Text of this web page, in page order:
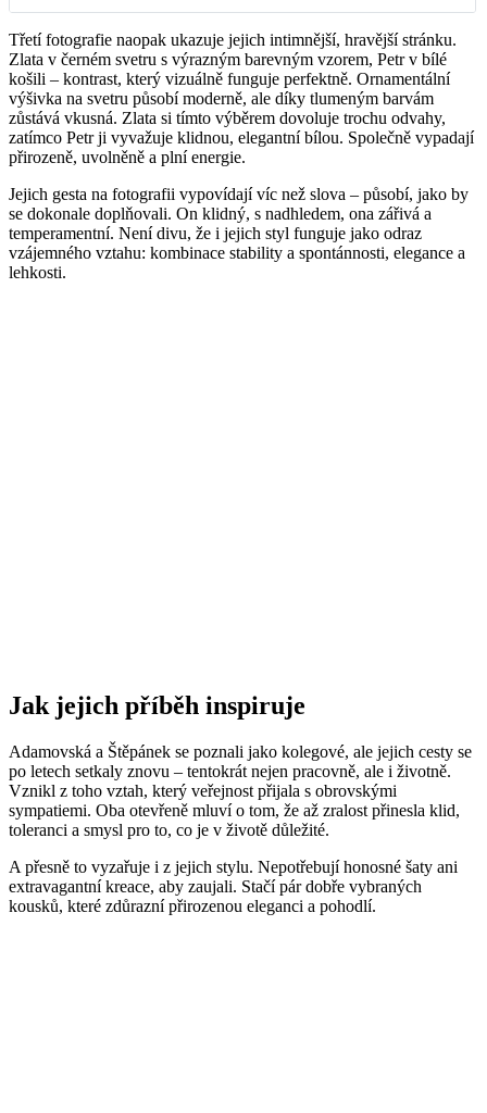
Třetí fotografie naopak ukazuje jejich intimnější, hravější stránku.
Zlata v černém svetru s výrazným barevným vzorem, Petr v bílé
košili – kontrast, který vizuálně funguje perfektně. Ornamentální
výšivka na svetru působí moderně, ale díky tlumeným barvám
zůstává vkusná. Zlata si tímto výběrem dovoluje trochu odvahy,
zatímco Petr ji vyvažuje klidnou, elegantní bílou. Společně vypadají
přirozeně, uvolněně a plní energie.
Jejich gesta na fotografii vypovídají víc než slova – působí, jako by
se dokonale doplňovali. On klidný, s nadhledem, ona zářivá a
temperamentní. Není divu, že i jejich styl funguje jako odraz
vzájemného vztahu: kombinace stability a spontánnosti, elegance a
lehkosti.
Jak jejich příběh inspiruje
Adamovská a Štěpánek se poznali jako kolegové, ale jejich cesty se
po letech setkaly znovu – tentokrát nejen pracovně, ale i životně.
Vznikl z toho vztah, který veřejnost přijala s obrovskými
sympatiemi. Oba otevřeně mluví o tom, že až zralost přinesla klid,
toleranci a smysl pro to, co je v životě důležité.
A přesně to vyzařuje i z jejich stylu. Nepotřebují honosné šaty ani
extravagantní kreace, aby zaujali. Stačí pár dobře vybraných
kousků, které zdůrazní přirozenou eleganci a pohodlí.